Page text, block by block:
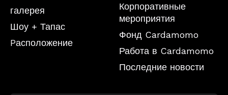
галерея
Шоу + Тапас
Pасположение
Корпоративные
мероприятия
Фонд Cardamomo
Работа в Cardamomo
Последние новости